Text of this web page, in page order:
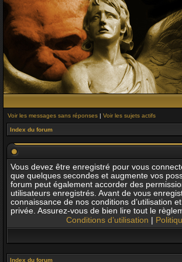
Voir les messages sans réponses | Voir les sujets actifs
Index du forum
Vous devez être enregistré pour vous
que quelques secondes et augmente vos
forum peut également accorder des
utilisateurs enregistrés. Avant de vous
connaissance de nos conditions d’utilisation
privée. Assurez-vous de bien lire tout le
Conditions d’utilisation
Index du forum